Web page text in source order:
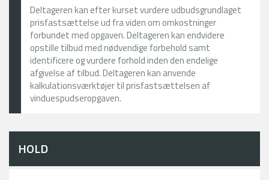
Deltageren kan efter kurset vurdere udbudsgrundlaget
prisfastsættelse ud fra viden om omkostninger
forbundet med opgaven. Deltageren kan endvidere
opstille tilbud med nødvendige forbehold samt
identificere og vurdere forhold inden den endelige
afgivelse af tilbud. Deltageren kan anvende
kalkulationsværktøjer til prisfastsættelsen af
vinduespudseropgaven.
HOLD